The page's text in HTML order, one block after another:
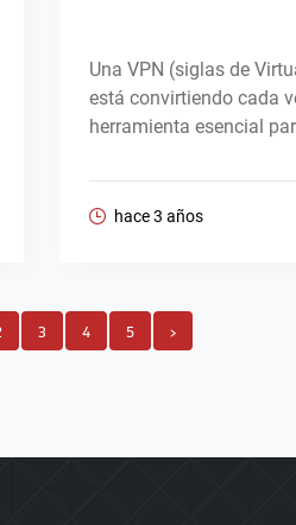
Una VPN (siglas de
está convirtiendo cada
herramienta esencial
hace 3 años
3 4 5 ›